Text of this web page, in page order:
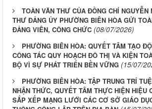
TOÀN VĂN THƯ CỦA ĐỒNG CHÍ NGUYỄN
THƯ ĐẢNG ỦY PHƯỜNG BIÊN HÒA GỬI
ĐẢNG VIÊN, CÔNG CHỨC (08/07/2026)
PHƯỜNG BIÊN HÒA: QUYẾT TÂM TẠO
CÔNG TÁC QUY HOẠCH ĐÔ THỊ VÀ KIỆN
BỘ VÌ SỰ PHÁT TRIỂN BỀN VỮNG (15/07/
PHƯỜNG BIÊN HÒA: TẬP TRUNG TRÍ
NHẬN THỨC, QUYẾT TÂM THỰC HIỆN HIỆU
SẮP XẾP MẠNG LƯỚI CÁC CƠ SỞ GIÁO